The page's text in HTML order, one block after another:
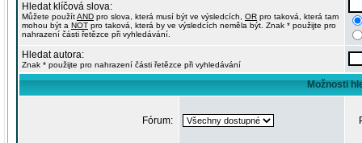
Hledat klíčová slova:
Můžete použítAND pro slova, která musí být ve výsledcích, OR pro taková, která tam
mohou být a NOT pro taková, která by ve výsledcích neměla být. Znak * použijte pro
nahrazení části řetězce při vyhledávání.
Hledat autora:
Znak * použijte pro nahrazení části řetězce při vyhledávání
Možnosti
Fórum: